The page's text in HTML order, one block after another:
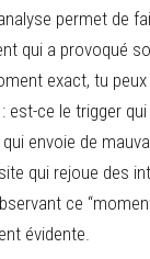
permet de
qui a provoqué
exact, tu
est-ce le trigger
envoie de
qui rejoue des
ce
évidente.